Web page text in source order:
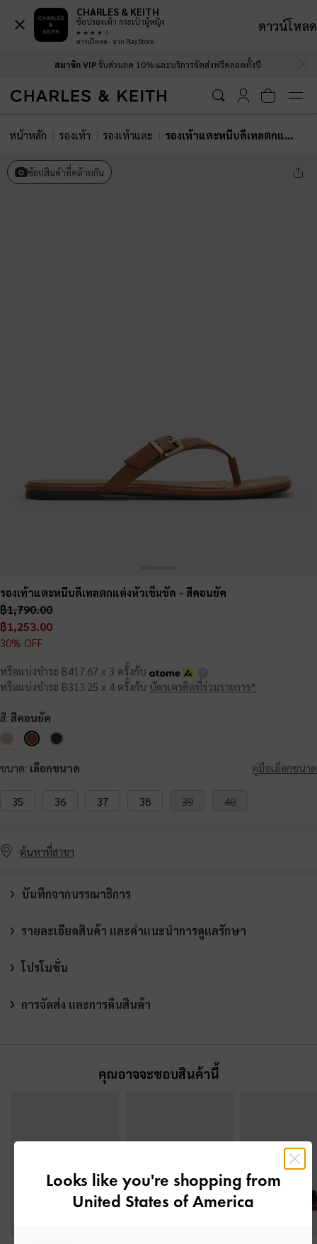
สมาชิก VIPรับส่วนลด 10% และบริการจัดส่งฟรีตลอดทั้งปี
หน้าหลัก รองเท้า รองเท้าแตะ รองเท้าแตะหนีบดีเทลตกแต่งหัวเข็มขัด
ช้อปสินค้าที่คล้ายกัน
รองเท้าแตะหนีบดีเทลตกแต่งหัวเข็มขัด - สีคอนยัค
฿1,790.00
฿1,253.00
30% OFF
หรือแบ่งชำระ ฿417.67 x 3 ครั้งกับ
หรือแบ่งชำระ ฿313.25 x 4 ครั้งกับ บัตรเครดิตที่ร่วมรายการ*
สี: สีคอนยัค
ขนาด: เลือกขนาด คู่มือเลือกขนาด
35 36 37 38 39 40
ค้นหาที่สาขา
บันทึกจากบรรณาธิการ
รายละเอียดสินค้า และคำแนะนำการดูแลรักษา
โปรโมชั่น
การจัดส่ง และการคืนสินค้า
คุณอาจจะชอบสินค้านี้
CHARLES & KEITH
ช้อปรองเท้า กระเป๋าผู้หญิง
ดาวน์โหลด - จาก Play Store
ดาวน์โหลด
Looks like you're shopping from
United States of America